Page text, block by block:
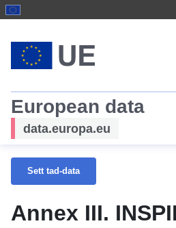
European data
data.europa.eu
Sett tad-data
Annex III.